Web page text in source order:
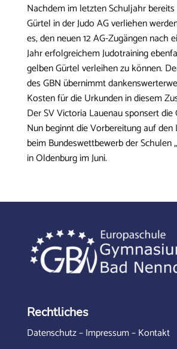
Nachdem im letzten Schuljahr
Gürtel in der Judo AG verliehen
es, den neuen 12 AG-Zugängen nach
Jahr erfolgreichem Judotraining
gelben Gürtel verleihen zu können.
des GBN übernimmt
Kosten für die Urkunden in diesem
Der SV Victoria Lauenau sponsert die
Nun beginnt die Vorbereitung auf den
beim Bundeswettbewerb der Schulen
in Oldenburg im Juni.
Rechtliches
Datenschutz–Impressum–Kontakt